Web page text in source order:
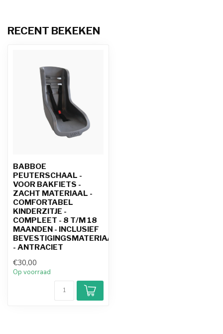
RECENT BEKEKEN
BABBOE
PEUTERSCHAAL -
VOOR BAKFIETS -
ZACHT MATERIAAL -
COMFORTABEL
KINDERZITJE -
COMPLEET - 8 T/M 18
MAANDEN - INCLUSIEF
BEVESTIGINGSMATERIAAL
- ANTRACIET
€30,00
Op voorraad